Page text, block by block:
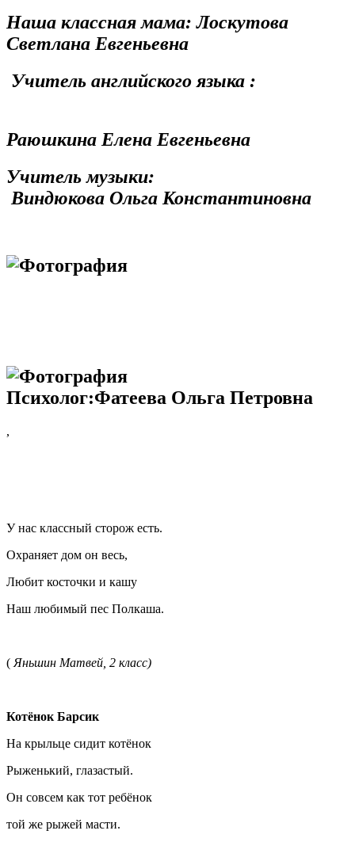
Наша классная мама: Лоскутова
Светлана Евгеньевна
Учитель английского языка :
Раюшкина Елена Евгеньевна
Учитель музыки:
Виндюкова Ольга Константиновна
Психолог:Фатеева Ольга Петровна
,
У нас классный сторож есть.
Охраняет дом он весь,
Любит косточки и кашу
Наш любимый пес Полкаша.
( Яньшин Матвей, 2 класс)
Котёнок Барсик
На крыльце сидит котёнок
Рыженький, глазастый.
Он совсем как тот ребёнок
той же рыжей масти.